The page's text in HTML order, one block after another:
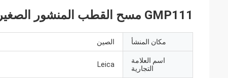
GMP111 مسح القطب المنشور الصغير 2.0 مم
مكان المنشأ الصين
اسم العلامة
التجارية
Leica